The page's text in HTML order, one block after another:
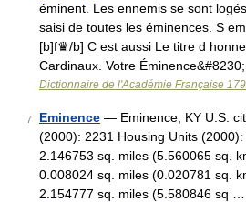
éminent. Les ennemis se sont
saisi de toutes les éminences. S
[b]f♛/b] C est aussi Le titre d
Cardinaux. Votre Éminence&#8230;
Dictionnaire de l'Académie Française
7 Eminence — Eminence, KY U.S.
(2000): 2231 Housing Units
2.146753 sq. miles (5.560065 sq.
0.008024 sq. miles (0.020781 sq.
2.154777 sq. miles (5.580846 sq …